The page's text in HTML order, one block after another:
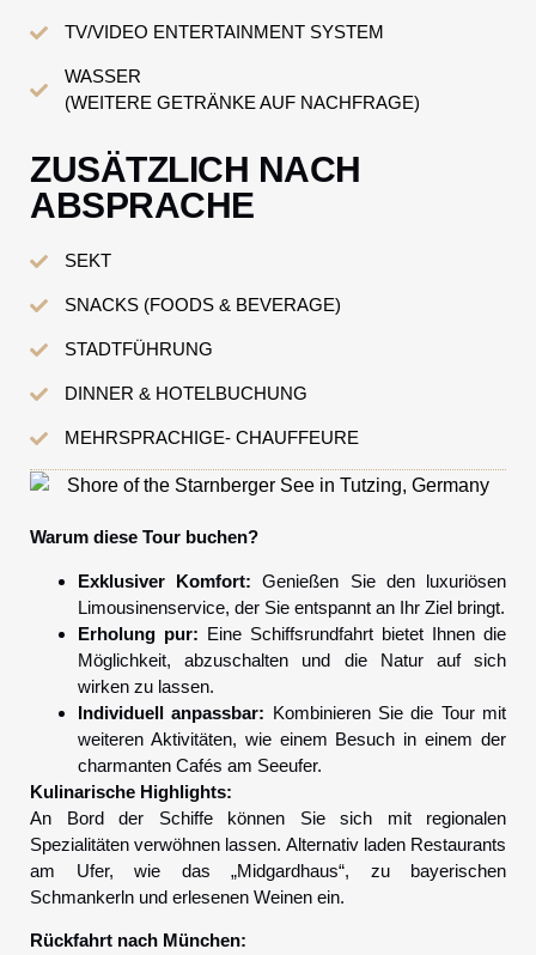
TV/VIDEO ENTERTAINMENT SYSTEM
WASSER
(WEITERE GETRÄNKE AUF NACHFRAGE)
ZUSÄTZLICH NACH
ABSPRACHE
SEKT
SNACKS (FOODS & BEVERAGE)
STADTFÜHRUNG
DINNER & HOTELBUCHUNG
MEHRSPRACHIGE- CHAUFFEURE
Warum diese Tour buchen?
Exklusiver Komfort: Genießen Sie den luxuriösen
Limousinenservice, der Sie entspannt an Ihr Ziel bringt.
Erholung pur: Eine Schiffsrundfahrt bietet Ihnen die
Möglichkeit, abzuschalten und die Natur auf sich
wirken zu lassen.
Individuell anpassbar: Kombinieren Sie die Tour mit
weiteren Aktivitäten, wie einem Besuch in einem der
charmanten Cafés am Seeufer.
Kulinarische Highlights:
An Bord der Schiffe können Sie sich mit regionalen
Spezialitäten verwöhnen lassen. Alternativ laden Restaurants
am Ufer, wie das „Midgardhaus“, zu bayerischen
Schmankerln und erlesenen Weinen ein.
Rückfahrt nach München: